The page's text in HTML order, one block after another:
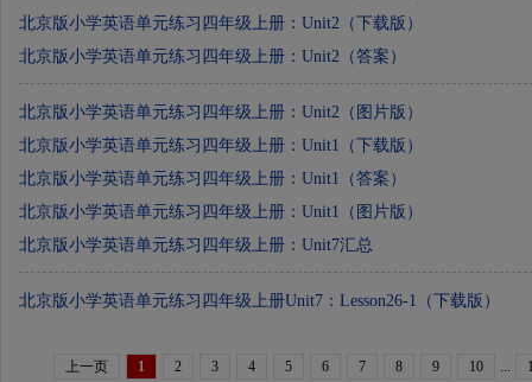
北京版小学英语单元练习四年级上册：Unit2（下载版）
北京版小学英语单元练习四年级上册：Unit2（答案）
北京版小学英语单元练习四年级上册：Unit2（图片版）
北京版小学英语单元练习四年级上册：Unit1（下载版）
北京版小学英语单元练习四年级上册：Unit1（答案）
北京版小学英语单元练习四年级上册：Unit1（图片版）
北京版小学英语单元练习四年级上册：Unit7汇总
北京版小学英语单元练习四年级上册Unit7：Lesson26-1（下载版）
上一页 1 2 3 4 5 6 7 8 9 10 ...